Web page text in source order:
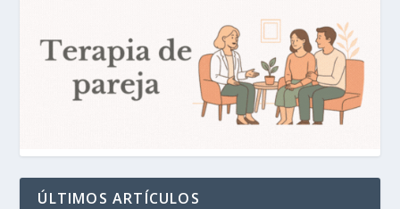
ÚLTIMOS ARTÍCULOS